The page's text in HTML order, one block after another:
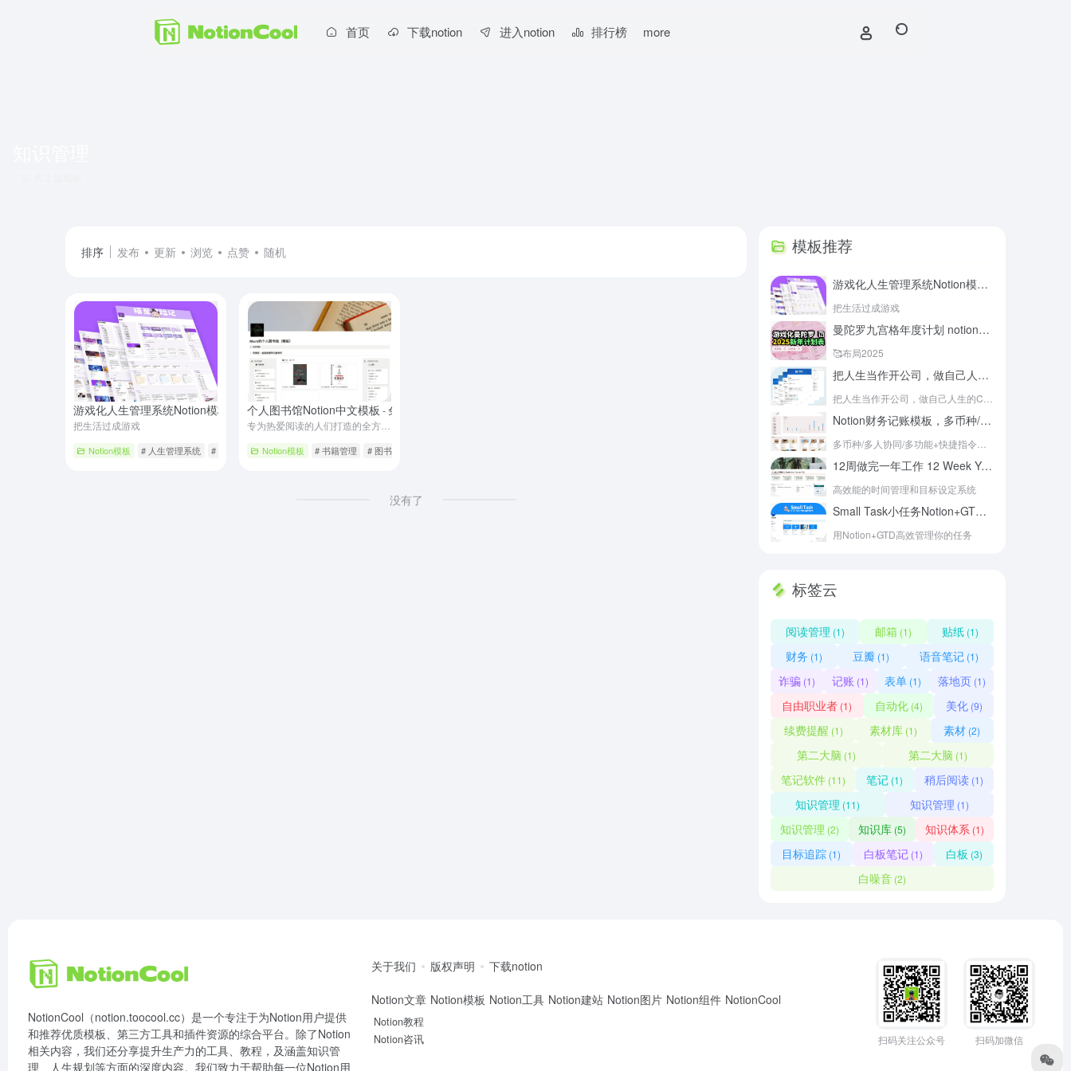
首页 下载notion 进入notion 排行榜 more
排序 发布 更新 浏览 点赞 随机
游戏化人生管理系统Notion模板 喵星探险记- 最新版
把生活过成游戏
Notion模板 # 人生管理系统 # 游戏化 # 知识管理
个人图书馆Notion中文模板 - 免费版
专为热爱阅读的人们打造的全方位书籍管理系统
Notion模板 # 书籍管理 # 图书馆
没有了
模板推荐
游戏化人生管理系统Notion模板 喵星探险记
把生活过成游戏
曼陀罗九宫格年度计划 notion模板游戏化
🥰布局2025
把人生当作开公司，做自己人生的CEO – Notion公司化+游戏化人生管理系统模板
Notion财务记账模板，多币种/多人协同/多功能+快捷指令自动记账
12周做完一年工作 12 Week Year中文Notion模板
高效能的时间管理和目标设定系统
Small Task小任务Notion+GTD模板
用Notion+GTD高效管理你的任务
标签云
阅读管理 (1) 邮箱 (1) 贴纸 (1)
财务 (1) 豆瓣 (1) 语音笔记 (1)
诈骗 (1) 记账 (1) 表单 (1) 落地页(1)
自由职业者 (1) 自动化 (4) 美化(9)
续费提醒 (1) 素材库(1) 素材 (2)
第二大脑 (1) 第二大脑 (1)
笔记软件 (11) 笔记 (1) 稍后阅读(1)
知识管理 (11) 知识管理 (1)
知识管理 (2) 知识库 (5) 知识体系 (1)
目标追踪 (1) 白板笔记 (1) 白板 (3)
白噪音 (2)
NotionCool（notion.toocool.cc）是一个专注于为Notion用户提供
和推荐优质模板、第三方工具和插件资源的综合平台。除了Notion
相关内容，我们还分享提升生产力的工具、教程，及涵盖知识管
理、人生规划等方面的深度内容。我们致力于帮助每一位Notion用
关于我们 版权声明 下载notion
Notion文章
Notion教程
Notion咨讯
Notion模板 Notion工具 Notion建站 Notion图片 Notion组件 NotionCool
扫码关注公众号 扫码加微信